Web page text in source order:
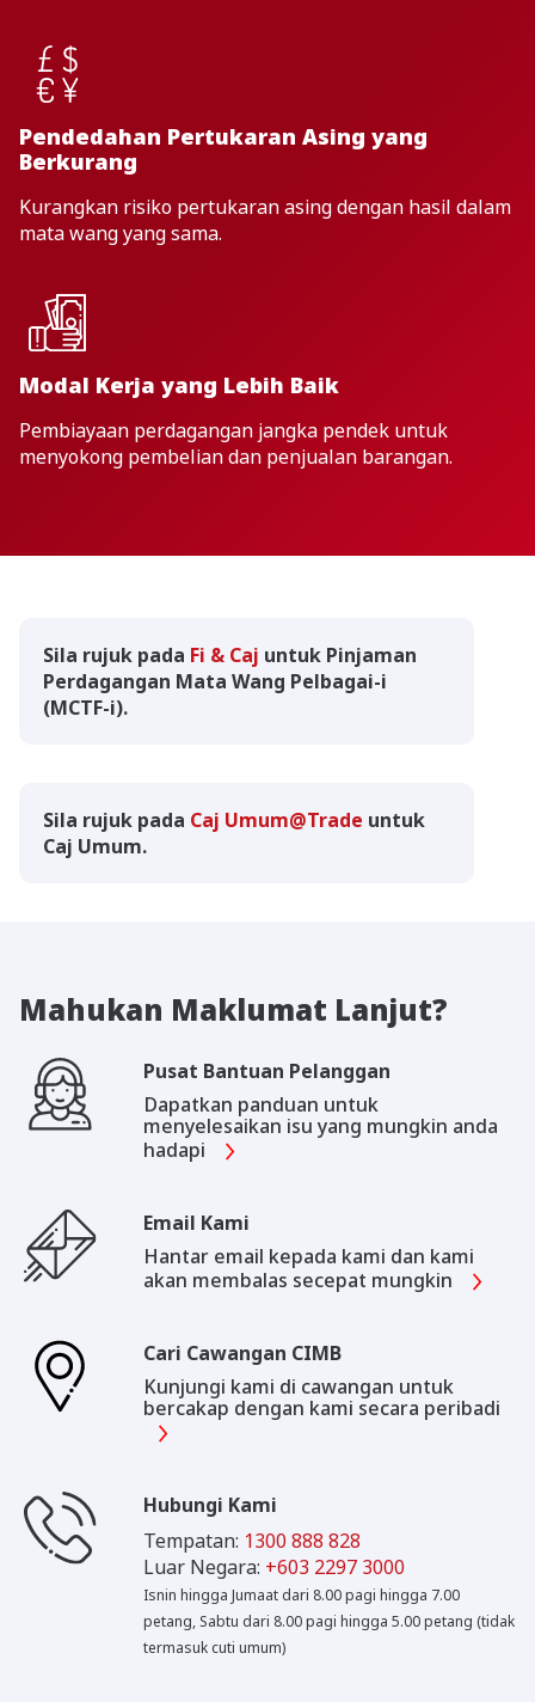
Pendedahan Pertukaran Asing yang
Berkurang
Kurangkan risiko pertukaran asing dengan hasil dalam
mata wang yang sama.
Modal Kerja yang Lebih Baik
Pembiayaan perdagangan jangka pendek untuk
menyokong pembelian dan penjualan barangan.
Sila rujuk pada Fi & Caj untuk Pinjaman
Perdagangan Mata Wang Pelbagai-i
(MCTF-i).
Sila rujuk pada Caj Umum@Trade untuk
Caj Umum.
Mahukan Maklumat Lanjut?
Pusat Bantuan Pelanggan
Dapatkan panduan untuk
menyelesaikan isu yang mungkin anda
hadapi
Email Kami
Hantar email kepada kami dan kami
akan membalas secepat mungkin
Cari Cawangan CIMB
Kunjungi kami di cawangan untuk
bercakap dengan kami secara peribadi
Hubungi Kami
Tempatan: 1300 888 828
Luar Negara: +603 2297 3000
Isnin hingga Jumaat dari 8.00 pagi hingga 7.00
petang, Sabtu dari 8.00 pagi hingga 5.00 petang (tidak
termasuk cuti umum)